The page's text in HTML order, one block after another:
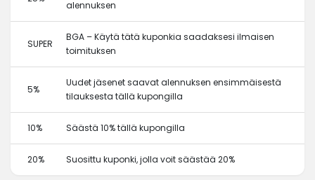
alennuksen
SUPER
BGA – Käytä tätä kuponkia saadaksesi ilmaisen
toimituksen
5%
Uudet jäsenet saavat alennuksen ensimmäisestä
tilauksesta tällä kupongilla
10% Säästä 10% tällä kupongilla
20% Suosittu kuponki, jolla voit säästää 20%